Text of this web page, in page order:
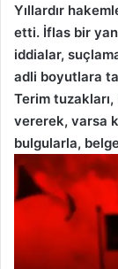
Yıllardır
etti. İflas bir
iddialar,
adli boyutlara
Terim tuzakları,
vererek, varsa
bulgularla,